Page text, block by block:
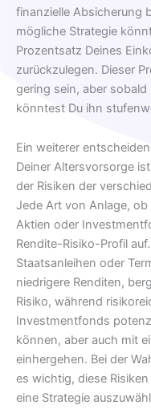
finanzielle Absicherung
mögliche Strategie
Prozentsatz Deines
zurückzulegen. Dieser
gering sein, aber
könntest Du ihn
Ein weiterer
Deiner Altersvorsorge
der Risiken der
Jede Art von Anlage,
Aktien oder
Rendite-Risiko-Profil
Staatsanleihen oder
niedrigere Renditen,
Risiko, während
Investmentfonds
können, aber auch mit
einhergehen. Bei der
es wichtig, diese
eine Strategie